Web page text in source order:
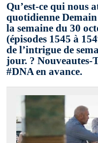
Qu’est-ce qui nous
quotidienne
la semaine du 30
(épisodes 1545 à
de l’intrigue de
jour. ? Nouveautes-
#DNA en avance.